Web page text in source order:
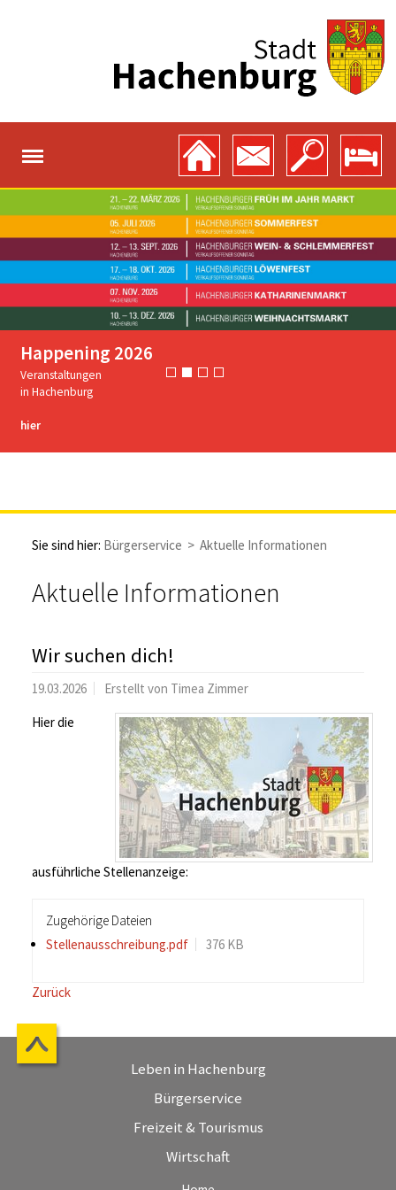
Happening 2026
Veranstaltungen
in Hachenburg
hier
Sie sind hier: Bürgerservice > Aktuelle Informationen
Aktuelle Informationen
Wir suchen dich!
19.03.2026 Erstellt von Timea Zimmer
Hier die
ausführliche Stellenanzeige:
Zugehörige Dateien
Stellenausschreibung.pdf
376 KB
Zurück
Leben in Hachenburg
Bürgerservice
Freizeit & Tourismus
Wirtschaft